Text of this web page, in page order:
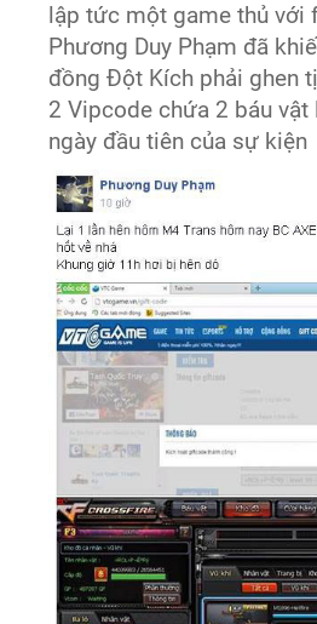
lập tức một game thủ với
Phương Duy Phạm đã
đồng Đột Kích phải ghen
2 Vipcode chứa 2 báu vật
ngày đầu tiên của sự kiện